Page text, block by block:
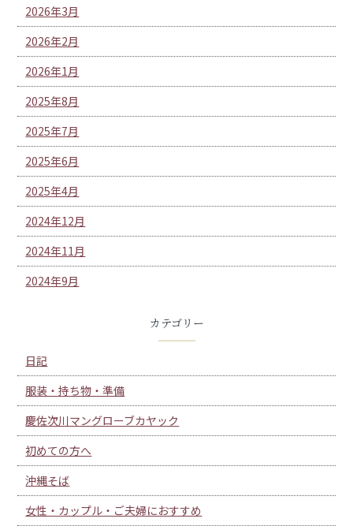
2026年3月
2026年2月
2026年1月
2025年8月
2025年7月
2025年6月
2025年4月
2024年12月
2024年11月
2024年9月
カテゴリー
日記
服装・持ち物・準備
慶佐次川マングローブカヤック
初めての方へ
沖縄そば
女性・カップル・ご夫婦におすすめ